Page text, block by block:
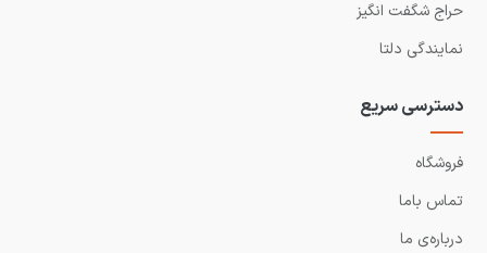
حراج شگفت انگیز
نمایندگی دلتا
دسترسی سریع
فروشگاه
تماس باما
درباره‌ی ما